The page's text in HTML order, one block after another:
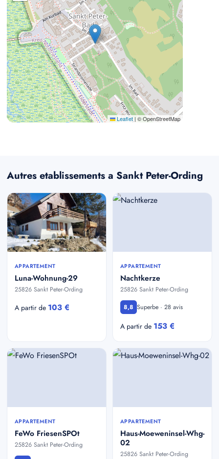
Leaflet | © OpenStreetMap
Autres etablissements a Sankt Peter-Ording
APPARTEMENT
Luna-Wohnung-29
25826 Sankt Peter-Ording
A partir de 103 €
APPARTEMENT
Nachtkerze
25826 Sankt Peter-Ording
8,8 Superbe · 28 avis
A partir de 153 €
APPARTEMENT
FeWo FriesenSPOt
25826 Sankt Peter-Ording
APPARTEMENT
Haus-Moeweninsel-Whg-
02
25826 Sankt Peter-Ording